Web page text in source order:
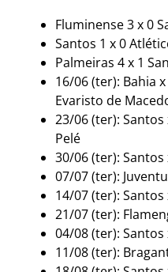
Fluminense 3 x 0
Santos 1 x 0
Palmeiras 4 x 1
16/06 (ter): Bahia
Evaristo de
23/06 (ter): Santos
Pelé
30/06 (ter):
07/07 (ter):
14/07 (ter): Santos
21/07 (ter):
04/08 (ter):
11/08 (ter):